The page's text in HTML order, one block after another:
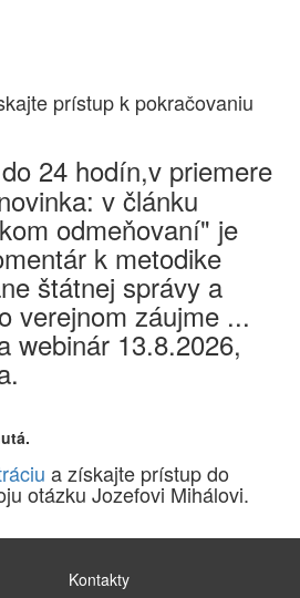
prístup k pokračovaniu
24 hodín,v priemere
v článku
odmeňovaní" je
k metodike
štátnej správy a
verejnom záujme ...
webinár 13.8.2026,
a získajte prístup do
otázku Jozefovi Mihálovi.
Kontakty